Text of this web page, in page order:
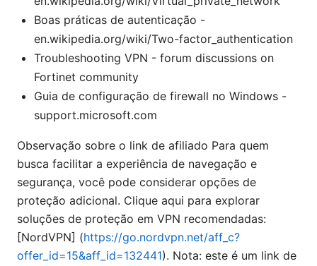
Boas práticas de autenticação -
en.wikipedia.org/wiki/Two-factor_authentication
Troubleshooting VPN - forum discussions on
Fortinet community
Guia de configuração de firewall no Windows -
support.microsoft.com
Observação sobre o link de afiliado Para quem
busca facilitar a experiência de navegação e
segurança, você pode considerar opções de
proteção adicional. Clique aqui para explorar
soluções de proteção em VPN recomendadas:
[NordVPN] (https://go.nordvpn.net/aff_c?
offer_id=15&aff_id=132441). Nota: este é um link de